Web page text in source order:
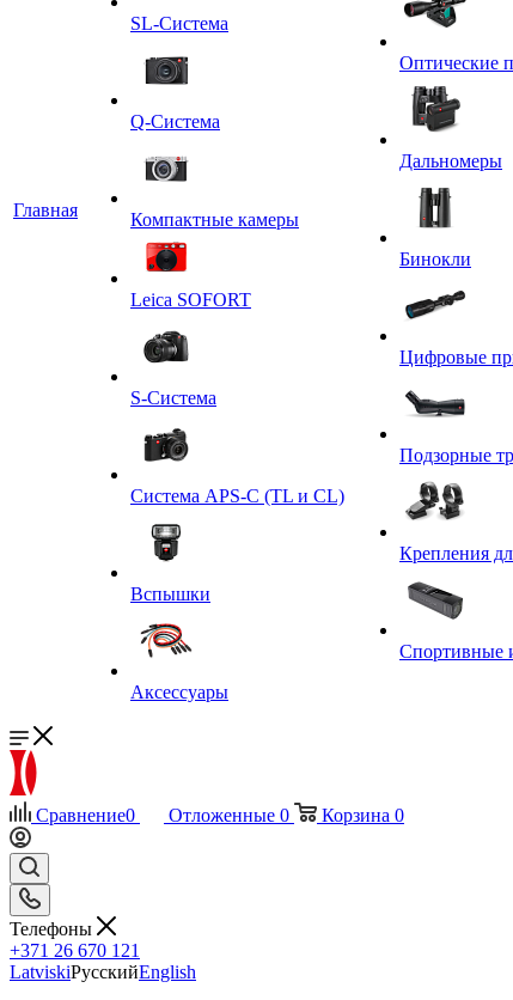
Главная
SL-Система
Q-Cистема
Компактные камеры
Leica SOFORT
S-Система
Система APS-C (TL и CL)
Вспышки
Аксессуары
Оптические
Дальномеры
Бинокли
Цифровые
Подзорные
Крепления
Спортивные
Сравнение0 Отложенные 0 Корзина 0
Телефоны
+371 26 670 121
LatviskiРусскийEnglish